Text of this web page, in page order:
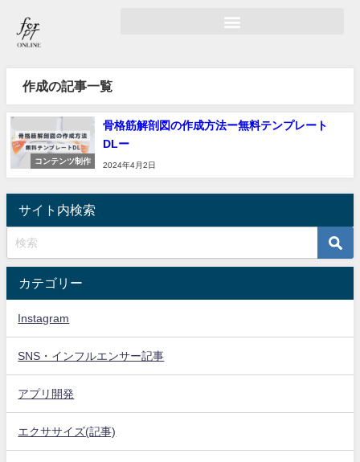
作成の記事一覧
コンテンツ制作
骨格筋解剖図の作成方法ー無料テンプレート
DLー
2024年4月2日
サイト内検索
カテゴリー
Instagram
SNS・インフルエンサー記事
アプリ開発
エクササイズ(記事)